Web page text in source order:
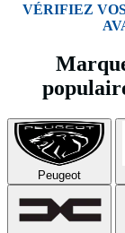
VÉRIFIEZ
Peugeot